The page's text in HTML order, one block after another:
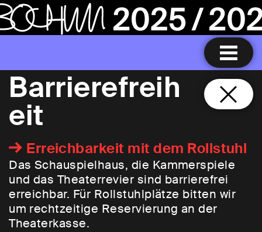
Barrierefreih
eit
Erreichbarkeit mit dem Rollstuhl
Das Schauspielhaus, die Kammerspiele
und das Theaterrevier sind barrierefrei
erreichbar. Für Rollstuhlplätze bitten wir
um rechtzeitige Reservierung an der
Theaterkasse.